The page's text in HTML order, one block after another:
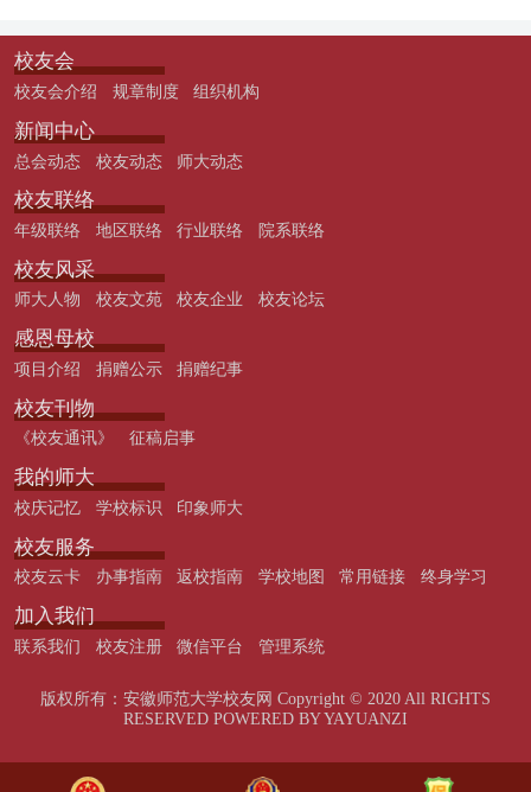
校友会
校友会介绍 规章制度 组织机构
新闻中心
总会动态 校友动态 师大动态
校友联络
年级联络 地区联络 行业联络 院系联络
校友风采
师大人物 校友文苑 校友企业 校友论坛
感恩母校
项目介绍 捐赠公示 捐赠纪事
校友刊物
《校友通讯》 征稿启事
我的师大
校庆记忆 学校标识 印象师大
校友服务
校友云卡 办事指南 返校指南 学校地图 常用链接 终身学习
加入我们
联系我们 校友注册 微信平台 管理系统
版权所有：安徽师范大学校友网 Copyright © 2020 All RIGHTS
RESERVED POWERED BY YAYUANZI